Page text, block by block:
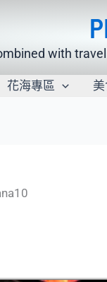
with
花海專區